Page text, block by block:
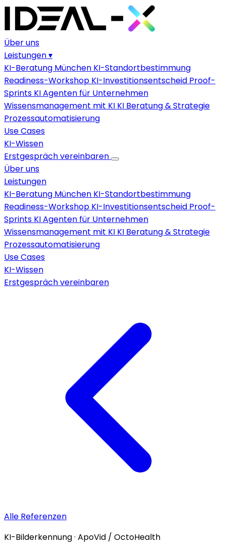
Über uns
Leistungen▾
KI-Beratung München KI-Standortbestimmung
Readiness-Workshop KI-Investitionsentscheid Proof-
Sprints KI Agenten für Unternehmen
Wissensmanagement mit KI KI Beratung & Strategie
Prozessautomatisierung
Use Cases
KI-Wissen
Erstgespräch vereinbaren
Über uns
Leistungen
KI-Beratung München KI-Standortbestimmung
Readiness-Workshop KI-Investitionsentscheid Proof-
Sprints KI Agenten für Unternehmen
Wissensmanagement mit KI KI Beratung & Strategie
Prozessautomatisierung
Use Cases
KI-Wissen
Erstgespräch vereinbaren
Alle Referenzen
KI-Bilderkennung · ApoVid / OctoHealth